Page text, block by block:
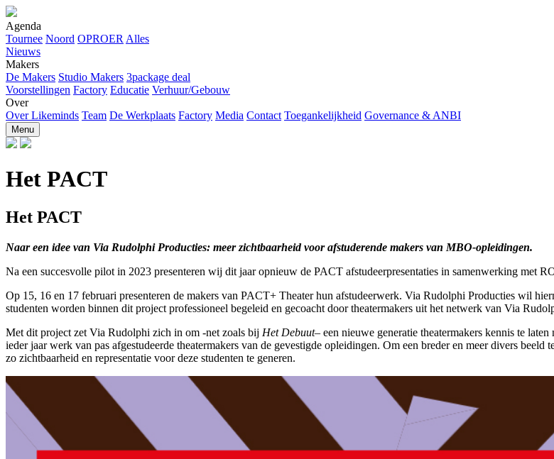
Agenda
Tournee Noord OPROER Alles
Nieuws
Makers
De Makers Studio Makers 3package deal
Voorstellingen Factory Educatie Verhuur/Gebouw
Over
Over Likeminds Team De Werkplaats Factory Media Contact Toegankelijkheid Governance & ANBI
Menu
Het PACT
Het PACT
Naar een idee van Via Rudolphi Producties: meer zichtbaarheid voor afstuderende makers van MBO-opleidingen.
Na een succesvolle pilot in 2023 presenteren wij dit jaar opnieuw de PACT afstudeerpresentaties in samenwerking met
Op 15, 16 en 17 februari presenteren de makers van PACT+ Theater hun afstudeerwerk. Via Rudolphi Producties wil
studenten worden binnen dit project professioneel begeleid en gecoacht door theatermakers uit het netwerk van Via
Met dit project zet Via Rudolphi zich in om -net zoals bij Het Debuut– een nieuwe generatie theatermakers kennis te
ieder jaar werk van pas afgestudeerde theatermakers van de gevestigde opleidingen. Om een breder en meer divers
zo zichtbaarheid en representatie voor deze studenten te generen.